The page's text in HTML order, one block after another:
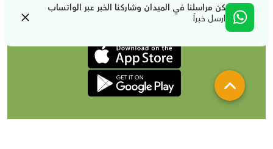
كن مراسلنا في الميدان وشاركنا الخبر عبر الواتساب
ارسل خبراً